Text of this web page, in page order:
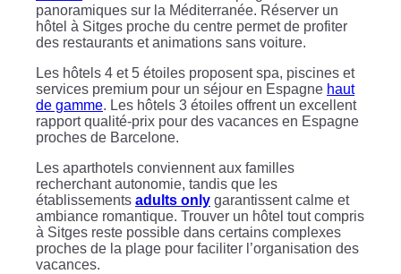
panoramiques sur la Méditerranée. Réserver un
hôtel à Sitges proche du centre permet de profiter
des restaurants et animations sans voiture.
Les hôtels 4 et 5 étoiles proposent spa, piscines et
services premium pour un séjour en Espagne haut
de gamme. Les hôtels 3 étoiles offrent un excellent
rapport qualité-prix pour des vacances en Espagne
proches de Barcelone.
Les aparthotels conviennent aux familles
recherchant autonomie, tandis que les
établissements adults only garantissent calme et
ambiance romantique. Trouver un hôtel tout compris
à Sitges reste possible dans certains complexes
proches de la plage pour faciliter l’organisation des
vacances.